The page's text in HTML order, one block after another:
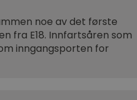
noe av det første
fra E18. Innfartsåren som
inngangsporten for